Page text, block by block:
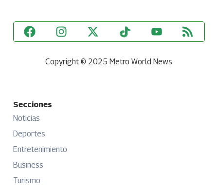
Copyright © 2025 Metro World News
Secciones
Noticias
Deportes
Entretenimiento
Business
Turismo